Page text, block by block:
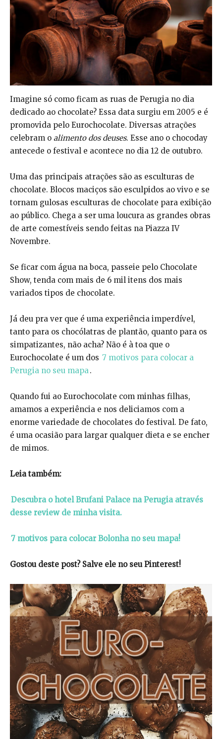
Imagine só como ficam as ruas de Perugia no dia
dedicado ao chocolate? Essa data surgiu em 2005 e é
promovida pelo Eurochocolate. Diversas atrações
celebram o alimento dos deuses. Esse ano o chocoday
antecede o festival e acontece no dia 12 de outubro.
Uma das principais atrações são as esculturas de
chocolate. Blocos maciços são esculpidos ao vivo e se
tornam gulosas esculturas de chocolate para exibição
ao público. Chega a ser uma loucura as grandes obras
de arte comestíveis sendo feitas na Piazza IV
Novembre.
Se ficar com água na boca, passeie pelo Chocolate
Show, tenda com mais de 6 mil itens dos mais
variados tipos de chocolate.
Já deu pra ver que é uma experiência imperdível,
tanto para os chocólatras de plantão, quanto para os
simpatizantes, não acha? Não é à toa que o
Eurochocolate é um dos 7 motivos para colocar a
Perugia no seu mapa.
Quando fui ao Eurochocolate com minhas filhas,
amamos a experiência e nos deliciamos com a
enorme variedade de chocolates do festival. De fato,
é uma ocasião para largar qualquer dieta e se encher
de mimos.
Leia também:
Descubra o hotel Brufani Palace na Perugia através
desse review de minha visita.
7 motivos para colocar Bolonha no seu mapa!
Gostou deste post? Salve ele no seu Pinterest!